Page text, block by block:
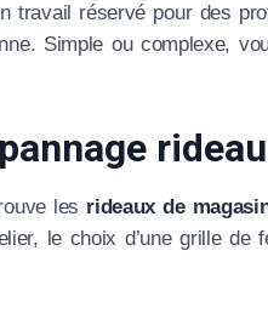
travail réservé pour des
Simple ou complexe,
les rideaux de
le choix d’une grille de